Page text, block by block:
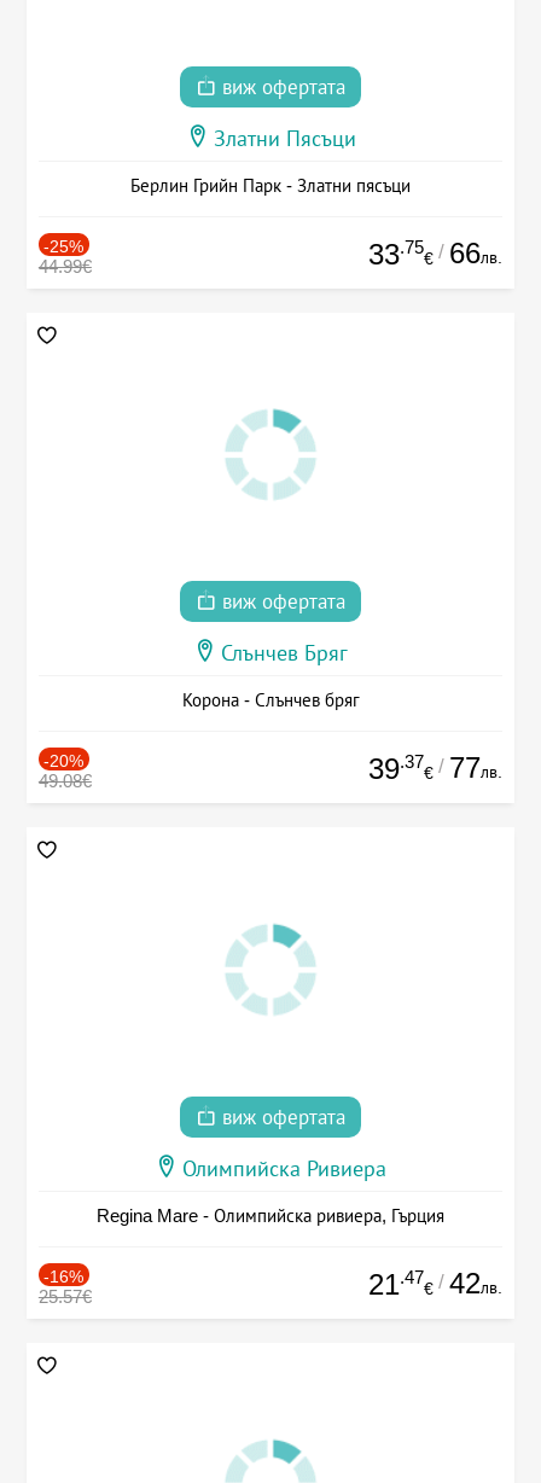
виж офертата
Златни Пясъци
Берлин Грийн Парк - Златни пясъци
-25%
44.99€ 33.75
€ / 66лв.
виж офертата
Слънчев Бряг
Корона - Слънчев бряг
-20%
49.08€ 39.37
€ / 77лв.
виж офертата
Олимпийска Ривиера
Regina Mare - Олимпийска ривиера, Гърция
-16%
25.57€ 21.47
€ / 42лв.